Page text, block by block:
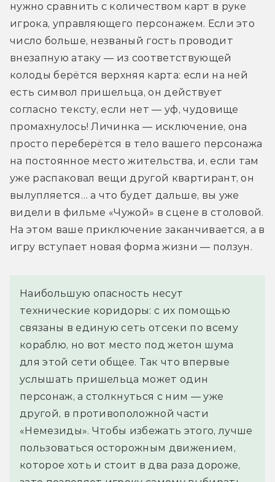
нужно сравнить с количеством карт в руке
игрока, управляющего персонажем. Если это
число больше, незваный гость проводит
внезапную атаку — из соответствующей
колоды берётся верхняя карта: если на ней
есть символ пришельца, он действует
согласно тексту, если нет — уф, чудовище
промахнулось! Личинка — исключение, она
просто переберётся в тело вашего персонажа
на постоянное место жительства, и, если там
уже распаковал вещи другой квартирант, он
вылупляется… а что будет дальше, вы уже
видели в фильме «Чужой» в сцене в столовой.
На этом ваше приключение заканчивается, а в
игру вступает новая форма жизни — ползун.
Наибольшую опасность несут
технические коридоры: с их помощью
связаны в единую сеть отсеки по всему
кораблю, но вот место под жетон шума
для этой сети общее. Так что впервые
услышать пришельца может один
персонаж, а столкнуться с ним — уже
другой, в противоположной части
«Немезиды». Чтобы избежать этого, лучше
пользоваться осторожным движением,
которое хоть и стоит в два раза дороже,